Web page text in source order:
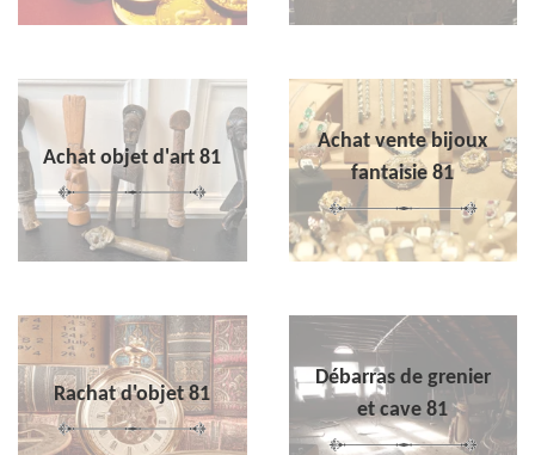
Achat objet d'art 81
Achat vente bijoux
fantaisie 81
Rachat d'objet 81
Débarras de grenier
et cave 81